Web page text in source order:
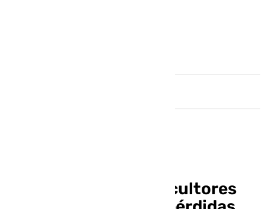
Así afrontan los agricultores